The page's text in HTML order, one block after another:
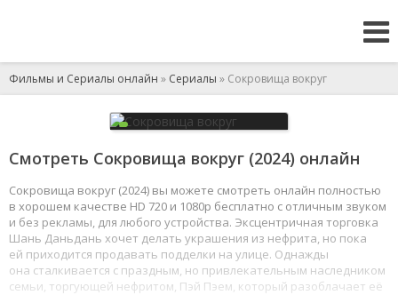
Фильмы и Сериалы онлайн » Сериалы » Сокровища вокруг
Смотреть Сокровища вокруг (2024) онлайн
Сокровища вокруг (2024) вы можете смотреть онлайн полностью
в хорошем качестве HD 720 и 1080p бесплатно с отличным звуком
и без рекламы, для любого устройства. Эксцентричная торговка
Шань Даньдань хочет делать украшения из нефрита, но пока
ей приходится продавать подделки на улице. Однажды
она сталкивается с праздным, но привлекательным наследником
семьи, торгующей нефритом, Пэй Пэем, который разоблачает её